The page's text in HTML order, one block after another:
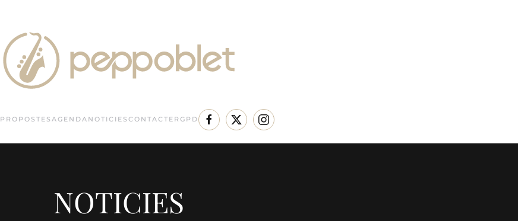
PROPOSTES AGENDA NOTICIES CONTACTE RGPD
NOTICIES